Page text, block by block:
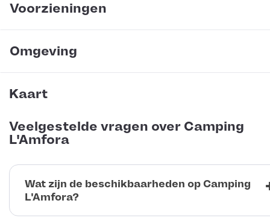
Voorzieningen
Omgeving
Kaart
Veelgestelde vragen over Camping
L'Amfora
Wat zijn de beschikbaarheden op Camping
L'Amfora?